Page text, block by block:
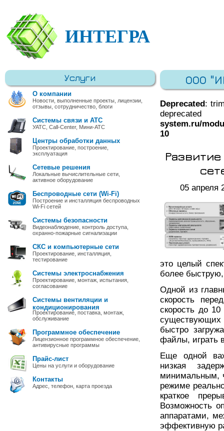
ИНТЕГРА
Услуги
О компании
Новости, выполненные проекты, лицензии,
отзывы, сотрудничество, блоги
Системы связи и АТС
УАТС, Call-Center, Мини-АТС
Центры обработки данных
Проектирование, построение,
эксплуатация
Сетевые решения
Локальные вычислительные сети,
активное оборудование
Беспроводные сети (Wi-Fi)
Построение и инсталляция беспроводных
Wi-Fi сетей
Системы безопасности
Видеонаблюдение, контроль доступа,
охранно-пожарные сигнализации
СКС и компьютерные сети
Проектирование, инсталляция,
тестирование
Системы электроснабжения
Проектирование, монтаж, испытания,
согласование
Системы вентиляции и
кондиционирования
Проектирование, поставка, монтаж,
обслуживание
Программное обеспечение
Лицензионное программное обеспечение,
антивирусные программы
Прайс-лист
Цены на услуги и оборудование
Контакты
Адрес, телефон, карта проезда
ООО
Deprecated:
system.ru/
10
05 апреля
это целый
более
Одной из
скорость
скорость до
существующих
быстро
файлы, играть
Еще одной
низкая
минимальным,
режиме
краткое
Возможность
аппаратами,
эффективную